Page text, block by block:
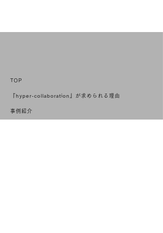
TOP
『hyper-collaboration』が求められる理由
事例紹介